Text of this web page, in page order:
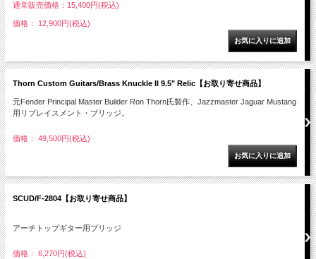
通常販売価格：15,400円(税込)
価格： 12,900円(税込)
Thorn Custom Guitars/Brass Knuckle II 9.5" Relic【お取り寄せ商品】
元Fender Principal Master Builder Ron Thorn氏製作、Jazzmaster Jaguar Mustang
用リプレイスメント・ブリッジ。
価格： 49,500円(税込)
SCUD/F-2804【お取り寄せ商品】
アーチトップギター用ブリッジ
価格： 6,270円(税込)